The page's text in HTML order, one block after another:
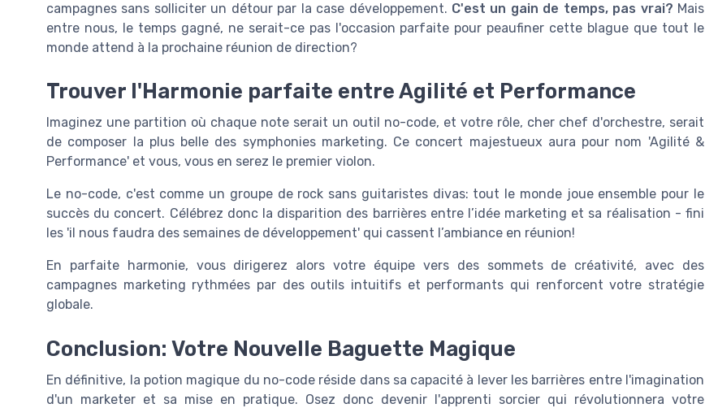
campagnes sans solliciter un détour par la case développement. C'est un gain de temps, pas vrai? Mais
entre nous, le temps gagné, ne serait-ce pas l'occasion parfaite pour peaufiner cette blague que tout le
monde attend à la prochaine réunion de direction?
Trouver l'Harmonie parfaite entre Agilité et Performance
Imaginez une partition où chaque note serait un outil no-code, et votre rôle, cher chef d'orchestre, serait
de composer la plus belle des symphonies marketing. Ce concert majestueux aura pour nom 'Agilité &
Performance' et vous, vous en serez le premier violon.
Le no-code, c'est comme un groupe de rock sans guitaristes divas: tout le monde joue ensemble pour le
succès du concert. Célébrez donc la disparition des barrières entre l’idée marketing et sa réalisation - fini
les 'il nous faudra des semaines de développement' qui cassent l’ambiance en réunion!
En parfaite harmonie, vous dirigerez alors votre équipe vers des sommets de créativité, avec des
campagnes marketing rythmées par des outils intuitifs et performants qui renforcent votre stratégie
globale.
Conclusion: Votre Nouvelle Baguette Magique
En définitive, la potion magique du no-code réside dans sa capacité à lever les barrières entre l'imagination
d'un marketer et sa mise en pratique. Osez donc devenir l'apprenti sorcier qui révolutionnera votre